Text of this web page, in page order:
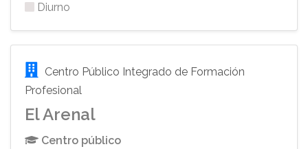
Diurno
Centro Público Integrado de Formación
Profesional
El Arenal
Centro público